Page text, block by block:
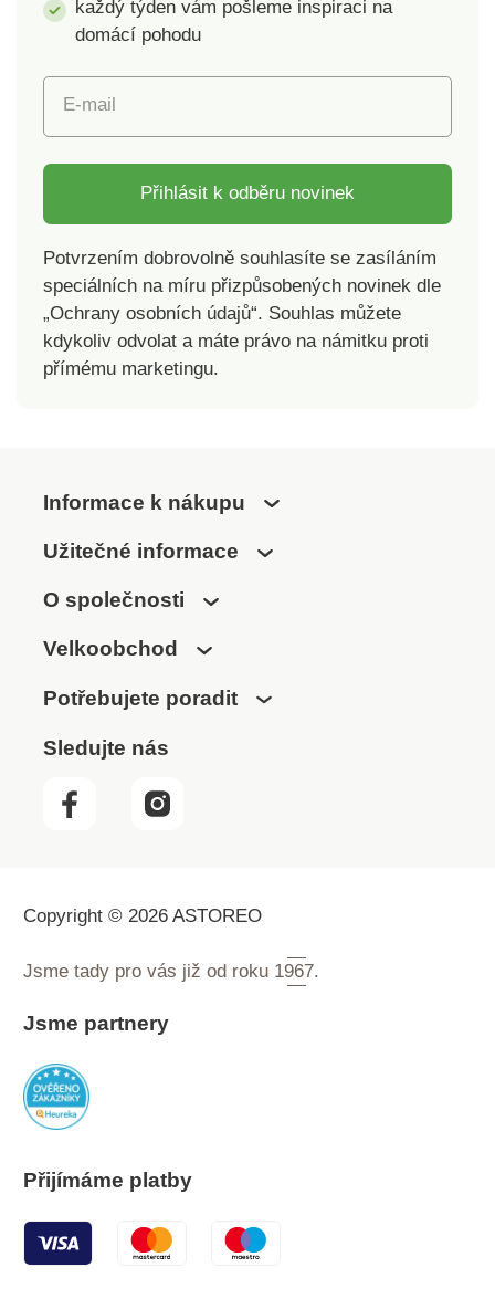
každý týden vám pošleme inspiraci na
domácí pohodu
E-mail
Přihlásit k odběru novinek
Potvrzením dobrovolně souhlasíte se zasíláním
speciálních na míru přizpůsobených novinek dle
„Ochrany osobních údajů“. Souhlas můžete
kdykoliv odvolat a máte právo na námitku proti
přímému marketingu.
Informace k nákupu
Užitečné informace
O společnosti
Velkoobchod
Potřebujete poradit
Sledujte nás
Copyright © 2026 ASTOREO
Jsme tady pro vás již od roku 1967.
Jsme partnery
Přijímáme platby